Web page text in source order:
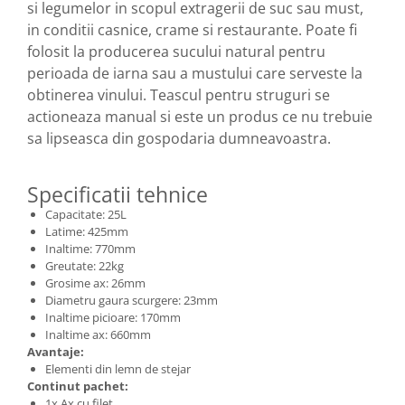
Freze pentru zapada
Instalatii sanitare
Chiuvete
Intretinere
Masini de maturat si accesorii
Motocoase
Accesorii motocositoare
Accesorii pentru masini de tuns
gazon
Masini de tuns iarba/gazon
Tractorase pentru gazon
Mobilier pentru gradina
Mori de macinat cereale
Pompe de apa
Invertoare sudura - IGBT / MMA
Aspiratoare
Accesorii auto
Compresoare aer
Echipamente industriale de
brichetare / peletizare
Generatoare
Pistoale de lipit
si legumelor in scopul extragerii de suc sau must,
in conditii casnice, crame si restaurante. Poate fi
folosit la producerea sucului natural pentru
perioada de iarna sau a mustului care serveste la
obtinerea vinului. Teascul pentru struguri se
actioneaza manual si este un produs ce nu trebuie
sa lipseasca din gospodaria dumneavoastra.
Specificatii tehnice
Capacitate: 25L
Latime: 425mm
Inaltime: 770mm
Greutate: 22kg
Grosime ax: 26mm
Diametru gaura scurgere: 23mm
Inaltime picioare: 170mm
Inaltime ax: 660mm
Avantaje:
Elementi din lemn de stejar
Continut pachet: